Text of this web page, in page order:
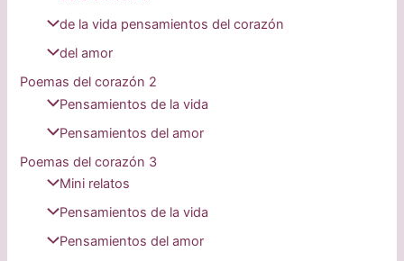
de la vida pensamientos del corazón
del amor
Poemas del corazón 2
Pensamientos de la vida
Pensamientos del amor
Poemas del corazón 3
Mini relatos
Pensamientos de la vida
Pensamientos del amor